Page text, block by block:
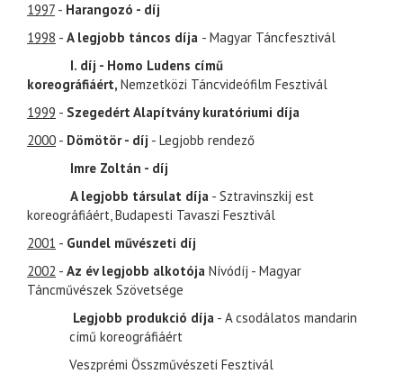
1997 - Harangozó - díj
1998 - A legjobb táncos díja - Magyar Táncfesztivál
I. díj - Homo Ludens című
koreográfiáért, Nemzetközi Táncvideófilm Fesztivál
1999 - Szegedért Alapítvány kuratóriumi díja
2000 - Dömötör - díj - Legjobb rendező
Imre Zoltán - díj
A legjobb társulat díja - Sztravinszkij est
koreográfiáért, Budapesti Tavaszi Fesztivál
2001 - Gundel művészeti díj
2002 - Az év legjobb alkotója Nívódíj - Magyar
Táncművészek Szövetsége
Legjobb produkció díja - A csodálatos mandarin
című koreográfiáért
Veszprémi Összművészeti Fesztivál